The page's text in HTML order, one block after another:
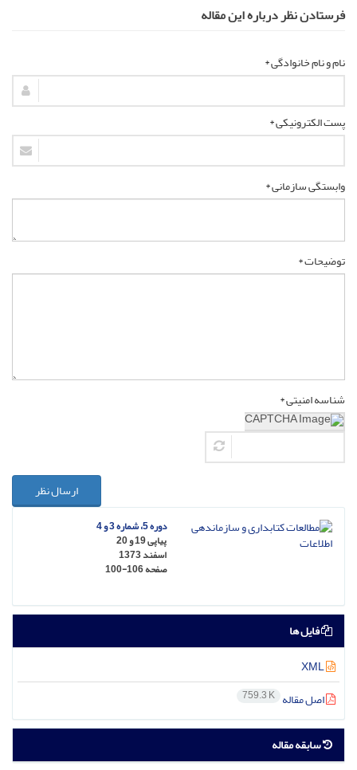
فرستادن نظر درباره این مقاله
نام و نام خانوادگی *
پست الکترونیکی *
وابستگی سازمانی *
توضیحات *
شناسه امنیتی *
ارسال نظر
دوره 5، شماره 3 و 4
پیاپی 19 و 20
اسفند 1373
صفحه100-106
فایل ها
اصل مقاله 759.3 K
سابقه مقاله